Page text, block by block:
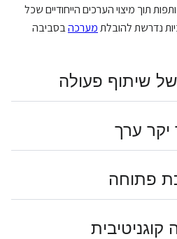
תוך מיצוי הערכים הייחודיים שכל
נדרשת להובלתמערכהבסביבה
שיתוף פעולה
יקר ערך
פתוחה
קוגניטיבית